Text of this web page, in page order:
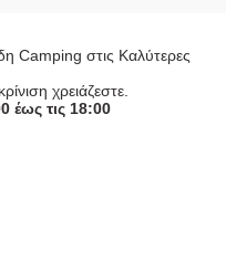
Camping στις Καλύτερες
χρειάζεστε.
έως τις 18:00